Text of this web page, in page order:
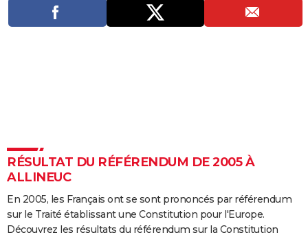
Destinations
Voyage nature
Voyage de noces
Dictionnaire
Biographies
Citations
Expressions
Proverbes
PROGRAMME TV
COPAINS D'AVANT
S'inscrire
Se connecter
Lycées
Collèges
Primaires
Universités
Entreprises
Service militaire
Avis de recherche
AVIS DE DÉCÈS
RÉSULTAT DU RÉFÉRENDUM DE 2005 À
ALLINEUC
En 2005, les Français ont se sont prononcés par référendum
sur le Traité établissant une Constitution pour l'Europe.
Découvrez les résultats du référendum sur la Constitution